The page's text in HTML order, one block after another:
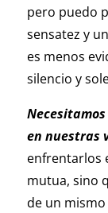
pero puedo
sensatez y
es menos
silencio y
en nuestras
enfrentarlos
mutua, sino
de un